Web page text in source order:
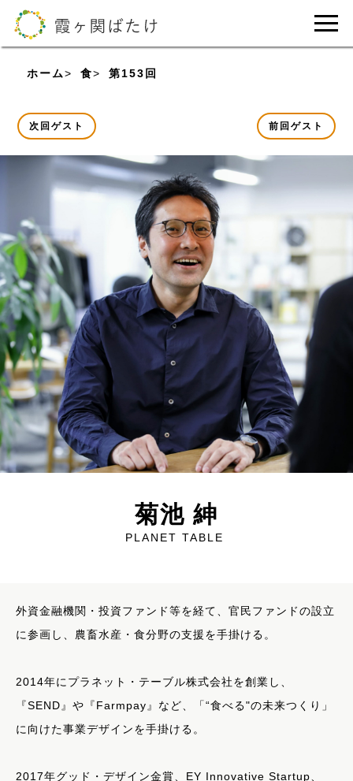
ホーム 食 第153回 菊池 紳（PLANET TABLE）
次回ゲスト 前回ゲスト
菊池 紳
PLANET TABLE
外資金融機関・投資ファンド等を経て、官民ファンドの設立
に参画し、農畜水産・食分野の支援を手掛ける。
2014年にプラネット・テーブル株式会社を創業し、
『SEND』や『Farmpay』など、「“食べる"の未来つくり」
に向けた事業デザインを手掛ける。
2017年グッド・デザイン金賞、EY Innovative Startup、